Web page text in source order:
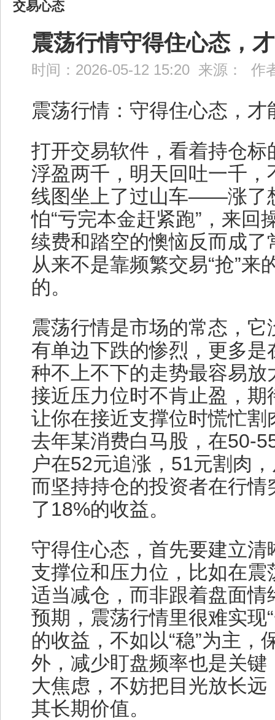
交易心态
震荡行情守得住心态，
时间：2026-05-12 15:20 来源： 作
震荡行情：守得住心态，才
打开交易软件，看着持仓
浮盈两千，明天回吐一千
线图坐上了过山车——涨了
怕“亏完本金赶紧跑”，来回
续费和踏空的懊恼反而成
从来不是靠频繁交易“抢”来
的。
震荡行情是市场的常态，
有单边下跌的惨烈，更多
种不上不下的走势最容易
接近压力位时不肯止盈，
让你在接近支撑位时慌忙
去年某消费白马股，在50-
户在52元追涨，51元割肉
而坚持持仓的投资者在行
了18%的收益。
守得住心态，首先要建立
支撑位和压力位，比如在
适当减仓，而非跟着盘面
预期，震荡行情里很难实现
的收益，不如以“稳”为主
外，减少盯盘频率也是关
大焦虑，不妨把目光放长
其长期价值。